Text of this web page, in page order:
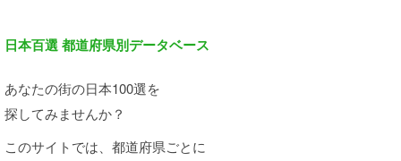
日本百選 都道府県別データベース
あなたの街の日本100選を
探してみませんか？
このサイトでは、都道府県ごとに